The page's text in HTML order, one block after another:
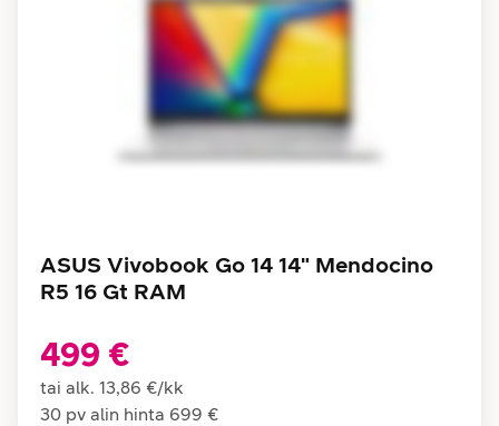
ASUS Vivobook Go 14 14" Mendocino
R5 16 Gt RAM
499 €
tai alk. 13,86 €/kk
30 pv alin hinta 699 €